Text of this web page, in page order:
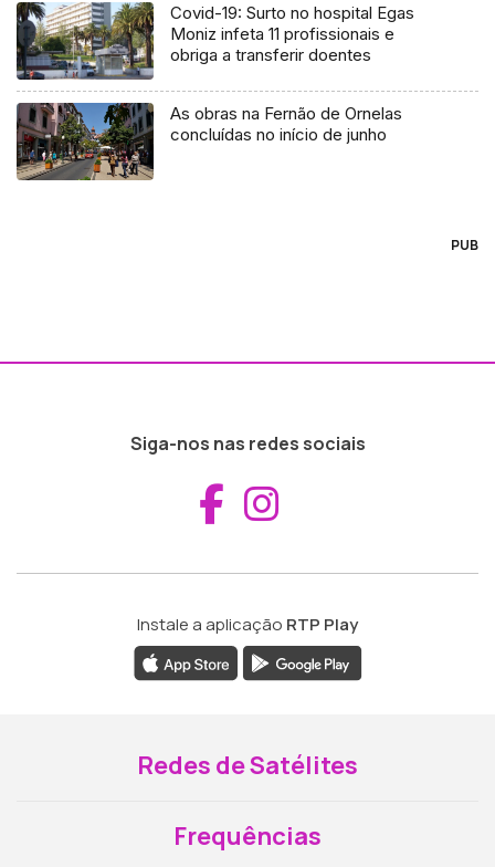
Covid-19: Surto no hospital Egas
Moniz infeta 11 profissionais e
obriga a transferir doentes
As obras na Fernão de Ornelas
concluídas no início de junho
PUB
Siga-nos nas redes sociais
Aceder ao
Instale a aplicação RTP Play
Redes de Satélites
Frequências